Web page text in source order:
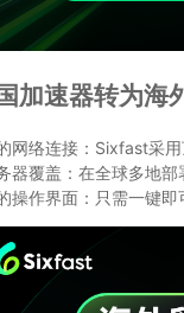
加速器转为海
网络连接：Sixfast采
器覆盖：在全球多地部
操作界面：只需一键即